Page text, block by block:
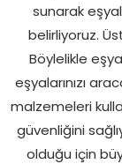
sunarak
belirliyoruz.
Böylelikle
eşyalarınızı
malzemeleri
güvenliğini
olduğu için